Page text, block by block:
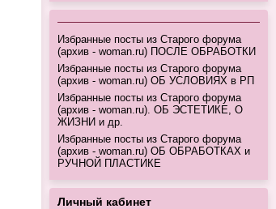
Избранные посты из Старого форума
(архив - woman.ru) ПОСЛЕ ОБРАБОТКИ
Избранные посты из Старого форума
(архив - woman.ru) ОБ УСЛОВИЯХ в РП
Избранные посты из Старого форума
(архив - woman.ru). ОБ ЭСТЕТИКЕ, О
ЖИЗНИ и др.
Избранные посты из Старого форума
(архив - woman.ru) ОБ ОБРАБОТКАХ и
РУЧНОЙ ПЛАСТИКЕ
Личный кабинет